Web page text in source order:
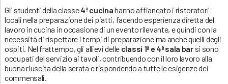
Gli studenti della classe4ª cucinahanno affiancato i ristoratori
locali nella preparazione dei piatti, facendo esperienza diretta del
lavoro in cucina in occasione di un evento rilevante, e quindi con la
necessità di rispettare i tempi di preparazione ma anche quelli degli
ospiti. Nel frattempo, gli allievi delle classi 1ª e 4ª sala barsi sono
occupati del servizio ai tavoli, contribuendo con il loro lavoro alla
buona riuscita della serata e rispondendo a tutte le esigenze dei
commensali.